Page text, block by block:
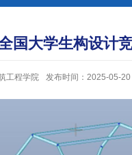
国大学生构设计
工程学院 发布时间：2025-05-20